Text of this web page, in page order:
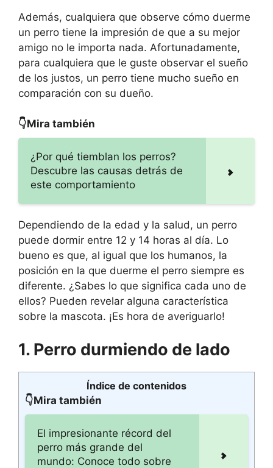
Además, cualquiera que observe cómo duerme
un perro tiene la impresión de que a su mejor
amigo no le importa nada. Afortunadamente,
para cualquiera que le guste observar el sueño
de los justos, un perro tiene mucho sueño en
comparación con su dueño.
👇Mira también
¿Por qué tiemblan los perros?
Descubre las causas detrás de
este comportamiento
Dependiendo de la edad y la salud, un perro
puede dormir entre 12 y 14 horas al día. Lo
bueno es que, al igual que los humanos, la
posición en la que duerme el perro siempre es
diferente. ¿Sabes lo que significa cada uno de
ellos? Pueden revelar alguna característica
sobre la mascota. ¡Es hora de averiguarlo!
1. Perro durmiendo de lado
Índice de contenidos
👇Mira también
El impresionante récord del
perro más grande del
mundo: Conoce todo sobre